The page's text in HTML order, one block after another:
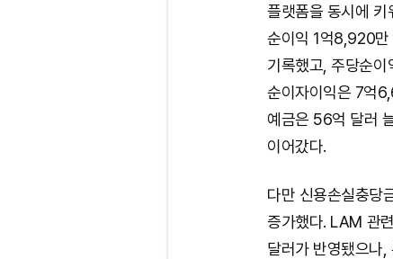
플랫폼을 동시에
순이익 1억8,920
기록했고, 주당순
순이자이익은 7억
예금은 56억 달러
이어갔다.
다만 신용손실충당
증가했다. LAM 관
달러가 반영됐으나